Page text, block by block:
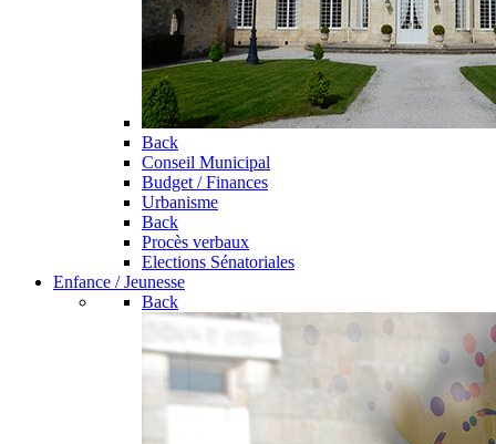
Back
Conseil Municipal
Budget / Finances
Urbanisme
Back
Procès verbaux
Elections Sénatoriales
Enfance / Jeunesse
Back